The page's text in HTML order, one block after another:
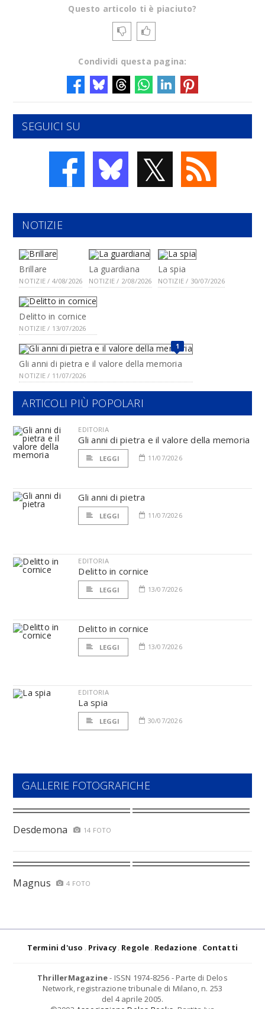
Questo articolo ti è piaciuto?
Condividi questa pagina:
SEGUICI SU
𝕏
NOTIZIE
Brillare
NOTIZIE / 4/08/2026
La guardiana
NOTIZIE / 2/08/2026
La spia
NOTIZIE / 30/07/2026
Delitto in cornice
NOTIZIE / 13/07/2026
1
Gli anni di pietra e il valore della memoria
NOTIZIE / 11/07/2026
ARTICOLI PIÙ POPOLARI
EDITORIA
Gli anni di pietra e il valore della memoria
LEGGI 11/07/2026
Gli anni di pietra
LEGGI 11/07/2026
EDITORIA
Delitto in cornice
LEGGI 13/07/2026
Delitto in cornice
LEGGI 13/07/2026
EDITORIA
La spia
LEGGI 30/07/2026
GALLERIE FOTOGRAFICHE
Desdemona 14 FOTO
Magnus 4 FOTO
Termini d'uso Privacy Regole Redazione Contatti
ThrillerMagazine- ISSN 1974-8256 - Parte di Delos
Network, registrazione tribunale di Milano, n. 253
del 4 aprile 2005.